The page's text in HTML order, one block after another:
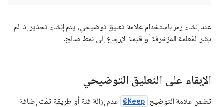
عند إنشاء رمز باستخدام علامة تعليق توضيحي، يتم إنشاء تحذير إذا لم
يشر المَعلمة المزخرفة أو قيمة الإرجاع إلى نمط صالح.
الإبقاء على التعليق التوضيحي
تضمن علامة التوضيح @Keep عدم إزالة فئة أو طريقة تمّت إضافة